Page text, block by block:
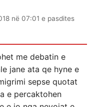
në 07:01 e pasdites
me debatin e
jane ata qe hyne e
sepse quotat
e percaktohen